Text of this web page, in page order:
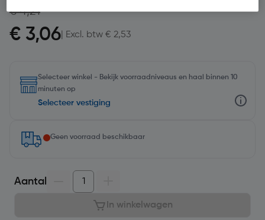
€ 4,21
€ 3,06 | Excl. btw € 2,53
Selecteer winkel - Bekijk voorraadniveaus en haal binnen 10
minuten op
Selecteer vestiging
Geen voorraad beschikbaar
Aantal
In winkelwagen